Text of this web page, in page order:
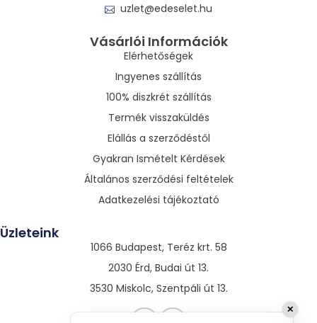
uzlet@edeselet.hu
Vásárlói Információk
Elérhetőségek
Ingyenes szállítás
100% diszkrét szállítás
Termék visszaküldés
Elállás a szerződéstől
Gyakran Ismételt Kérdések
Általános szerződési feltételek
Adatkezelési tájékoztató
Üzleteink
1066 Budapest, Teréz krt. 58
2030 Érd, Budai út 13.
3530 Miskolc, Szentpáli út 13.
✕